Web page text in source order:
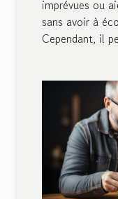
imprévues ou
sans avoir à
Cependant, il